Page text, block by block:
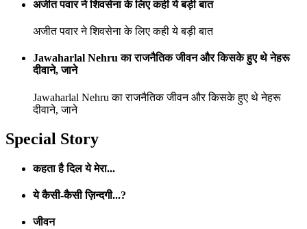
अजीत पवार ने शिवसेना के लिए कही ये बड़ी बात
अजीत पवार ने शिवसेना के लिए कही ये बड़ी बात
Jawaharlal Nehru का राजनैतिक जीवन और किसके हुए थे नेहरू
दीवाने, जाने
Jawaharlal Nehru का राजनैतिक जीवन और किसके हुए थे नेहरू
दीवाने, जाने
Special Story
कहता है दिल ये मेरा...
ये कैसी-कैसी ज़िन्दगी...?
जीवन